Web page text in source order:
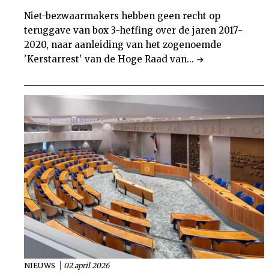
Niet-bezwaarmakers hebben geen recht op
teruggave van box 3-heffing over de jaren 2017-
2020, naar aanleiding van het zogenoemde
'Kerstarrest' van de Hoge Raad van...
NIEUWS 02 april 2026